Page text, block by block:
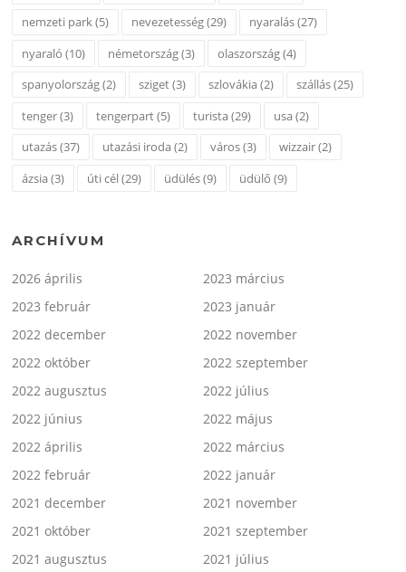
nemzeti park(5) nevezetesség(29) nyaralás(27)
nyaraló (10) németország(3) olaszország(4)
spanyolország(2) sziget(3) szlovákia(2) szállás(25)
tenger(3) tengerpart(5) turista(29) usa(2)
utazás(37) utazási iroda(2) város(3) wizzair(2)
ázsia(3) úti cél(29) üdülés(9) üdülő (9)
ARCHÍVUM
2026 április
2023 március
2023 február
2023 január
2022 december
2022 november
2022 október
2022 szeptember
2022 augusztus
2022 július
2022 június
2022 május
2022 április
2022 március
2022 február
2022 január
2021 december
2021 november
2021 október
2021 szeptember
2021 augusztus
2021 július